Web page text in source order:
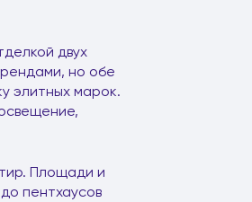
двух
но обе
элитных марок.
Площади и
пентхаусов